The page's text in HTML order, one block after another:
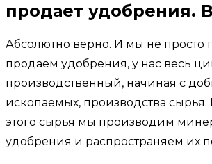
продает удобрения.
Абсолютно верно. И мы не просто
продаем удобрения, у нас весь
производственный, начиная с
ископаемых, производства сырья.
этого сырья мы производим
удобрения и распространяем их